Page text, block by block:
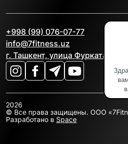
+998 (99) 076-07-77
info@7fitness.uz
г. Ташкент, улица Фурката, 2А
2026
© Все права защищены. OOO
Разработано в Space